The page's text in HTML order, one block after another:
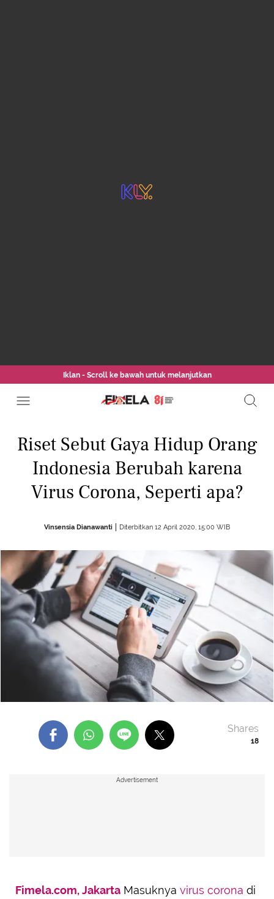
Iklan - Scroll ke bawah untuk melanjutkan
Riset Sebut Gaya Hidup Orang
Indonesia Berubah karena
Virus Corona, Seperti apa?
Vinsensia Dianawanti Diterbitkan 12 April 2020, 15:00 WIB
18
Shares
Advertisement
Fimela.com, Jakarta Masuknya virus corona di